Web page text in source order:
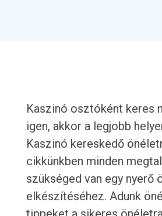
Kaszinó osztóként keres
igen, akkor a legjobb
Kaszinó kereskedő
cikkünkben minden
szükséged van egy nyerő
elkészítéséhez. Adunk